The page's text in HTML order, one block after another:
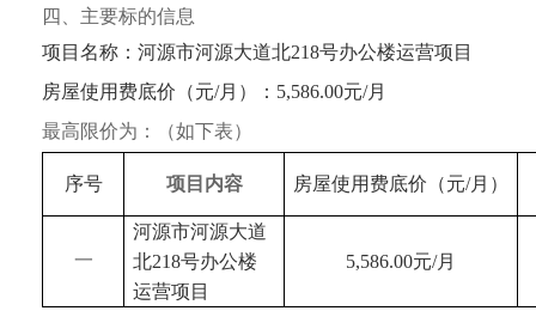
四、主要标的信息
项目名称： 河源市河源大道北218号办公楼运营项目
房屋使用费底价 （元/月 ） ： 5,586.00元/月
最高限价为：（如下表）
序号 项目内容 房屋使用费底价 （元/月 ）
一
河源市河源大道
北218号办公楼
运营项目
5,586.00元/月